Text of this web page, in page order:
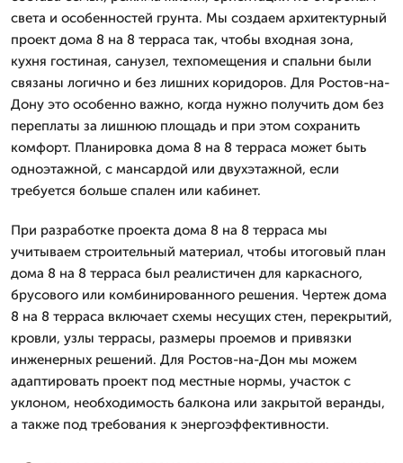
света и особенностей грунта. Мы создаем архитектурный
проект дома 8 на 8 терраса так, чтобы входная зона,
кухня гостиная, санузел, техпомещения и спальни были
связаны логично и без лишних коридоров. Для Ростов-на-
Дону это особенно важно, когда нужно получить дом без
переплаты за лишнюю площадь и при этом сохранить
комфорт. Планировка дома 8 на 8 терраса может быть
одноэтажной, с мансардой или двухэтажной, если
требуется больше спален или кабинет.
При разработке проекта дома 8 на 8 терраса мы
учитываем строительный материал, чтобы итоговый план
дома 8 на 8 терраса был реалистичен для каркасного,
брусового или комбинированного решения. Чертеж дома
8 на 8 терраса включает схемы несущих стен, перекрытий,
кровли, узлы террасы, размеры проемов и привязки
инженерных решений. Для Ростов-на-Дон мы можем
адаптировать проект под местные нормы, участок с
уклоном, необходимость балкона или закрытой веранды,
а также под требования к энергоэффективности.